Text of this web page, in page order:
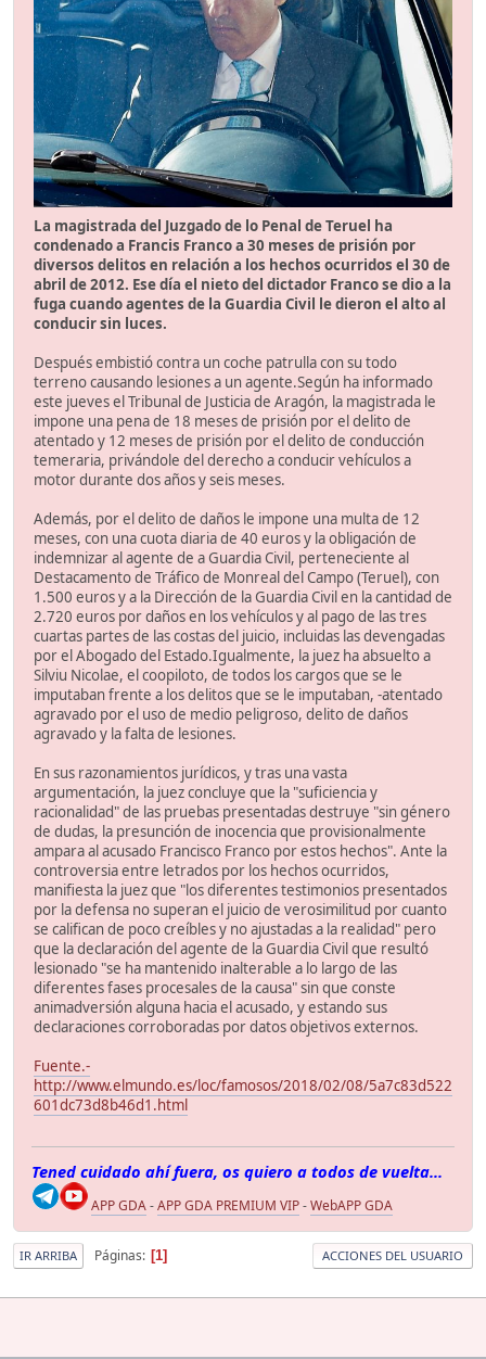
La magistrada del Juzgado de lo Penal de Teruel ha
condenado a Francis Franco a 30 meses de prisión por
diversos delitos en relación a los hechos ocurridos el 30 de
abril de 2012. Ese día el nieto del dictador Franco se dio a la
fuga cuando agentes de la Guardia Civil le dieron el alto al
conducir sin luces.
Después embistió contra un coche patrulla con su todo
terreno causando lesiones a un agente.Según ha informado
este jueves el Tribunal de Justicia de Aragón, la magistrada le
impone una pena de 18 meses de prisión por el delito de
atentado y 12 meses de prisión por el delito de conducción
temeraria, privándole del derecho a conducir vehículos a
motor durante dos años y seis meses.
Además, por el delito de daños le impone una multa de 12
meses, con una cuota diaria de 40 euros y la obligación de
indemnizar al agente de a Guardia Civil, perteneciente al
Destacamento de Tráfico de Monreal del Campo (Teruel), con
1.500 euros y a la Dirección de la Guardia Civil en la cantidad de
2.720 euros por daños en los vehículos y al pago de las tres
cuartas partes de las costas del juicio, incluidas las devengadas
por el Abogado del Estado.Igualmente, la juez ha absuelto a
Silviu Nicolae, el coopiloto, de todos los cargos que se le
imputaban frente a los delitos que se le imputaban, -atentado
agravado por el uso de medio peligroso, delito de daños
agravado y la falta de lesiones.
En sus razonamientos jurídicos, y tras una vasta
argumentación, la juez concluye que la "suficiencia y
racionalidad" de las pruebas presentadas destruye "sin género
de dudas, la presunción de inocencia que provisionalmente
ampara al acusado Francisco Franco por estos hechos". Ante la
controversia entre letrados por los hechos ocurridos,
manifiesta la juez que "los diferentes testimonios presentados
por la defensa no superan el juicio de verosimilitud por cuanto
se califican de poco creíbles y no ajustadas a la realidad" pero
que la declaración del agente de la Guardia Civil que resultó
lesionado "se ha mantenido inalterable a lo largo de las
diferentes fases procesales de la causa" sin que conste
animadversión alguna hacia el acusado, y estando sus
declaraciones corroboradas por datos objetivos externos.
Fuente.-
http://www.elmundo.es/loc/famosos/2018/02/08/5a7c83d522
601dc73d8b46d1.html
Tened cuidado ahí fuera, os quiero a todos de vuelta...
APP GDA-APP GDA PREMIUM VIP-WebAPP GDA
IR ARRIBA Páginas 1 ACCIONES DEL USUARIO